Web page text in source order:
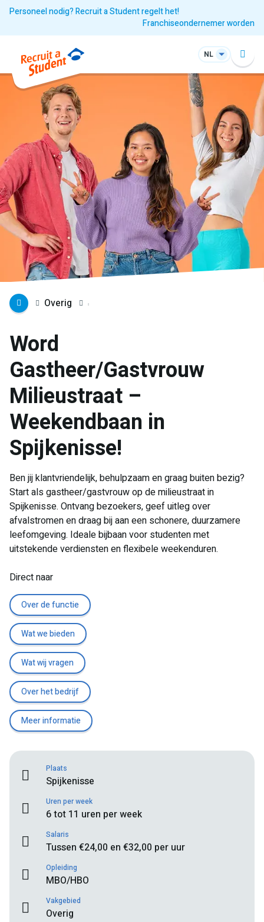
Personeel nodig? Recruit a Student regelt het!
Franchiseondernemer worden
NL
Overig
Word
Gastheer/Gastvrouw
Milieustraat –
Weekendbaan in
Spijkenisse!
Ben jij klantvriendelijk, behulpzaam en graag buiten bezig?
Start als gastheer/gastvrouw op de milieustraat in
Spijkenisse. Ontvang bezoekers, geef uitleg over
afvalstromen en draag bij aan een schonere, duurzamere
leefomgeving. Ideale bijbaan voor studenten met
uitstekende verdiensten en flexibele weekenduren.
Direct naar
Over de functie
Wat we bieden
Wat wij vragen
Over het bedrijf
Meer informatie
Plaats
Spijkenisse
Uren per week
6 tot 11 uren per week
Salaris
Tussen €24,00 en €32,00 per uur
Opleiding
MBO/HBO
Vakgebied
Overig